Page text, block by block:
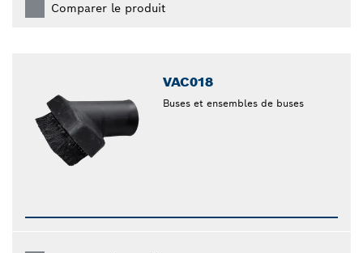
Comparer le produit
VAC018
Buses et ensembles de buses